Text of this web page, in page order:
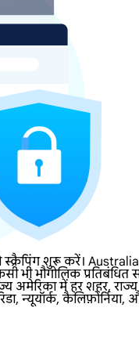
शुरू करें। Australia
भी भौगोलिक
अमेरिका में हर शहर,
न्यूयॉर्क,